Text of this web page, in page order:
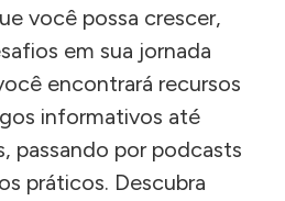
você possa crescer,
em sua jornada
encontrará recursos
informativos até
passando por podcasts
práticos. Descubra